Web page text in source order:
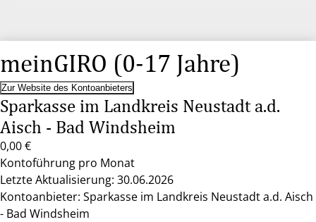
meinGIRO (0-17 Jahre)
Zur Website des Kontoanbieters
Sparkasse im Landkreis Neustadt a.d.
Aisch - Bad Windsheim
0,00 €
Kontoführung pro Monat
Letzte Aktualisierung: 30.06.2026
Kontoanbieter: Sparkasse im Landkreis Neustadt a.d. Aisch
- Bad Windsheim